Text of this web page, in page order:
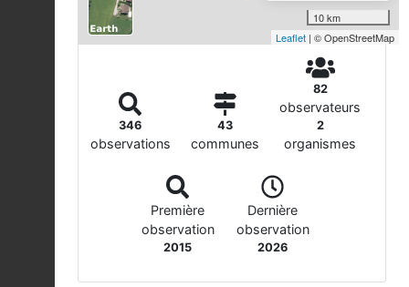
10 km
Leaflet | © OpenStreetMap
346
observations
43
communes
82
observateurs
2
organismes
Première
observation
2015
Dernière
observation
2026